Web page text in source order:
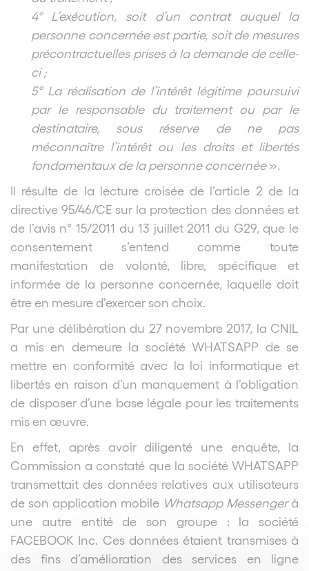
4° L’exécution, soit d’un contrat auquel la
personne concernée est partie, soit de mesures
précontractuelles prises à la demande de celle-
ci ;
5° La réalisation de l’intérêt légitime poursuivi
par le responsable du traitement ou par le
destinataire, sous réserve de ne pas
méconnaître l’intérêt ou les droits et libertés
fondamentaux de la personne concernée».
Il résulte de la lecture croisée de l’article 2 de la
directive 95/46/CE sur la protection des données et
de l’avis n° 15/2011 du 13 juillet 2011 du G29, que le
consentement s’entend comme toute
manifestation de volonté, libre, spécifique et
informée de la personne concernée, laquelle doit
être en mesure d’exercer son choix.
Par une délibération du 27 novembre 2017, la CNIL
a mis en demeure la société WHATSAPP de se
mettre en conformité avec la loi informatique et
libertés en raison d’un manquement à l’obligation
de disposer d’une base légale pour les traitements
mis en œuvre.
En effet, après avoir diligenté une enquête, la
Commission a constaté que la société WHATSAPP
transmettait des données relatives aux utilisateurs
de son application mobile Whatsapp Messengerà
une autre entité de son groupe : la société
FACEBOOK Inc. Ces données étaient transmises à
des fins d’amélioration des services en ligne